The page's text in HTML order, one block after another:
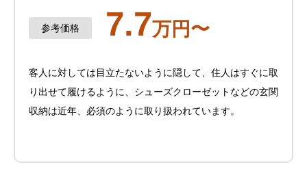
参考価格 7.7万円〜
客人に対しては目立たないように隠して、住人はすぐに取
り出せて履けるように、シューズクローゼットなどの玄関
収納は近年、必須のように取り扱われています。